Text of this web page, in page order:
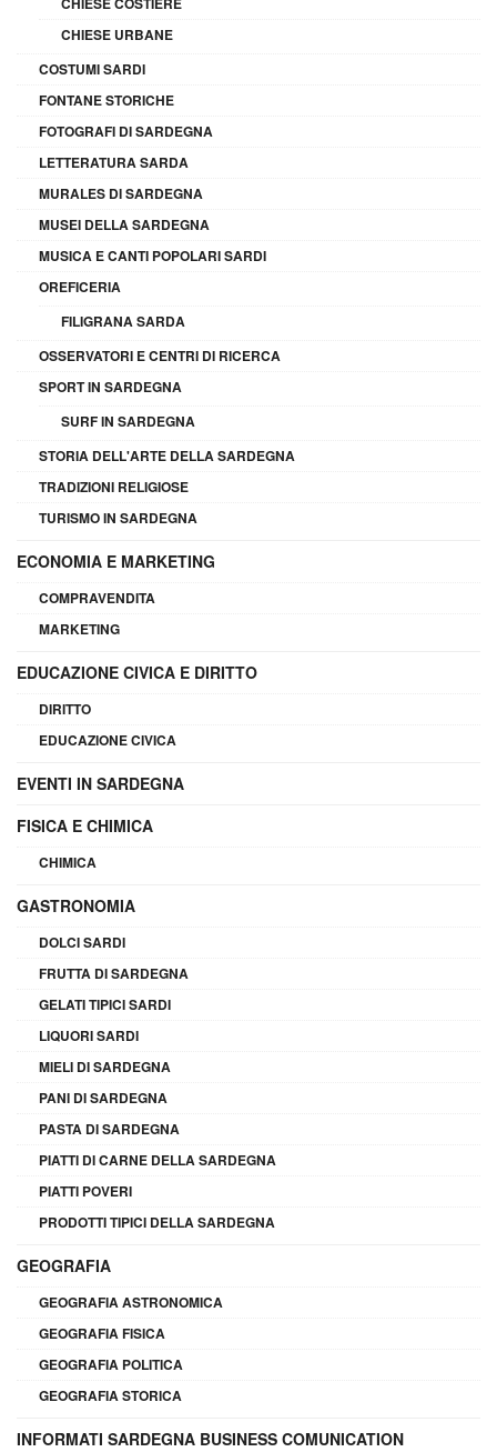
CHIESE URBANE
COSTUMI SARDI
FONTANE STORICHE
FOTOGRAFI DI SARDEGNA
LETTERATURA SARDA
MURALES DI SARDEGNA
MUSEI DELLA SARDEGNA
MUSICA E CANTI POPOLARI SARDI
OREFICERIA
FILIGRANA SARDA
OSSERVATORI E CENTRI DI RICERCA
SPORT IN SARDEGNA
SURF IN SARDEGNA
STORIA DELL'ARTE DELLA SARDEGNA
TRADIZIONI RELIGIOSE
TURISMO IN SARDEGNA
ECONOMIA E MARKETING
COMPRAVENDITA
MARKETING
EDUCAZIONE CIVICA E DIRITTO
DIRITTO
EDUCAZIONE CIVICA
EVENTI IN SARDEGNA
FISICA E CHIMICA
CHIMICA
GASTRONOMIA
DOLCI SARDI
FRUTTA DI SARDEGNA
GELATI TIPICI SARDI
LIQUORI SARDI
MIELI DI SARDEGNA
PANI DI SARDEGNA
PASTA DI SARDEGNA
PIATTI DI CARNE DELLA SARDEGNA
PIATTI POVERI
PRODOTTI TIPICI DELLA SARDEGNA
GEOGRAFIA
GEOGRAFIA ASTRONOMICA
GEOGRAFIA FISICA
GEOGRAFIA POLITICA
GEOGRAFIA STORICA
INFORMATI SARDEGNA BUSINESS COMUNICATION